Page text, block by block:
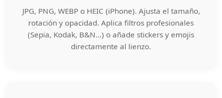
JPG, PNG, WEBP o HEIC (iPhone). Ajusta el tamaño,
rotación y opacidad. Aplica filtros profesionales
(Sepia, Kodak, B&N…) o añade stickers y emojis
directamente al lienzo.